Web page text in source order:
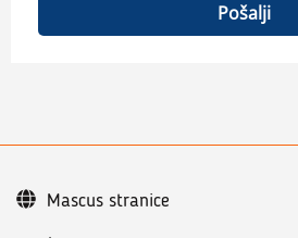
Pošalji
Mascus stranice